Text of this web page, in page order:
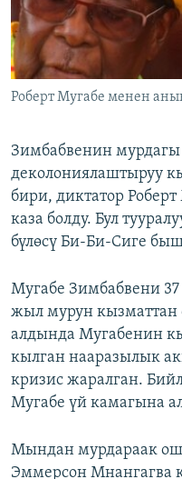
ЫҢГАЙСЫЗ СУРООЛОР
ЭЕ/АРнун бардык
Роберт Мугабе менен
Зимбабвенин
деколониялаштыруу
бири, диктатор
каза болду. Бул
бүлөсү Би-Би-Сиге
Мугабе Зимбабвени
жыл мурун кызматтан
алдында Мугабенин
кылган нааразылык
кризис жаралган.
Мугабе үй камагына
Мындан мурдараак
Эммерсон Мнангагва